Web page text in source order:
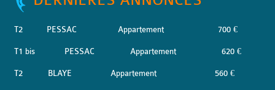
T2 PESSAC Appartement 700 €
T1 bis PESSAC Appartement 620 €
T2 BLAYE Appartement 560 €